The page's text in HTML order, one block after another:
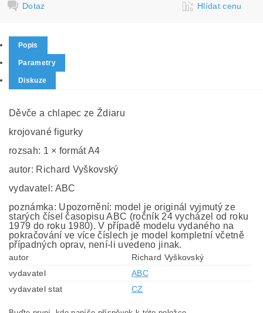
Dotaz Hlídat cenu
Popis
Parametry
Diskuze
Děvče a chlapec ze Ždiaru
krojované figurky
rozsah: 1 × formát A4
autor: Richard Vyškovský
vydavatel: ABC
poznámka: Upozornění: model je originál vyjmutý ze
starých čísel časopisu ABC (ročník 24 vycházel od roku
1979 do roku 1980). V případě modelu vydaného na
pokračování ve více číslech je model kompletní včetně
případných oprav, není-li uvedeno jinak.
autor
Richard Vyškovský
vydavatel
ABC
vydavatel stat
CZ